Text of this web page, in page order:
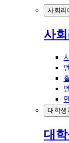
사회리
사
대학생
대